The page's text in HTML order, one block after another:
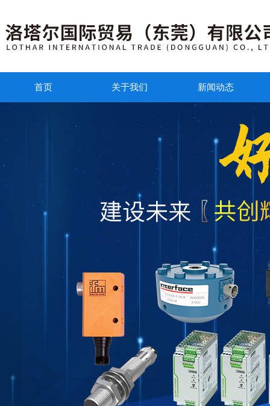
首页 关于我们 新闻动态